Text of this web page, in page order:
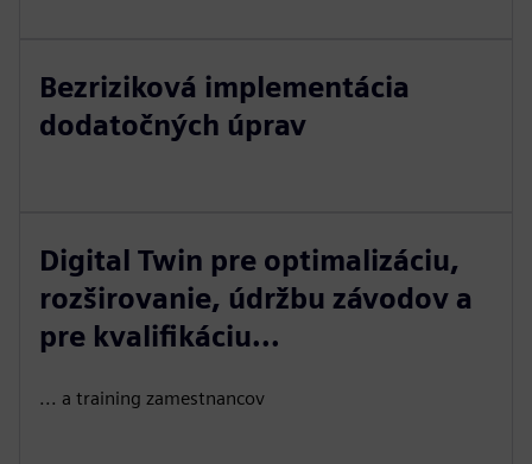
Bezriziková implementácia
dodatočných úprav
Digital Twin pre optimalizáciu,
rozširovanie, údržbu závodov a
pre kvalifikáciu...
... a training zamestnancov